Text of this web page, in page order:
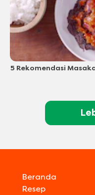
5 Rekomendasi
Beranda
Resep